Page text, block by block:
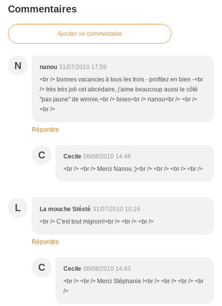
Commentaires
Ajouter un commentaire
N nanou 31/07/2010 17:59
<br /> bonnes vacances à tous les trois - profitez en bien -<br
/> très très joli cet abcédaire, j'aime beaucoup aussi le côté
"pas jaune" de winnie,<br /> bises<br /> nanou<br /> <br />
<br />
Répondre
C Cecile 08/08/2010 14:48
<br /> <br /> Merci Nanou ;)<br /> <br /> <br /> <br />
L La mouche Stésté 31/07/2010 10:24
<br /> C'est tout mignon!<br /> <br /> <br />
Répondre
C Cecile 08/08/2010 14:43
<br /> <br /> Merci Stéphanie !<br /> <br /> <br /> <br
/>